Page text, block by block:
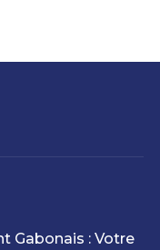
Gabonais : Votre